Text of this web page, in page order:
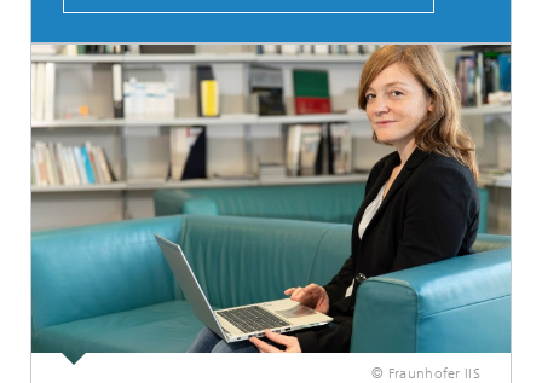
© Fraunhofer IIS